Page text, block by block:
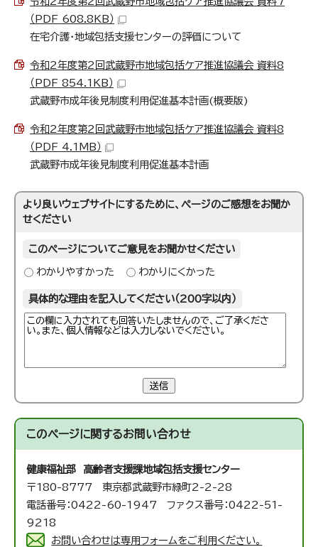
（PDF 608.8KB）
在宅介護・地域包括支援センターの評価について
令和2年度第2回武蔵野市地域包括ケア推進協議会 資料8
（PDF 854.1KB）
武蔵野市成年後見制度利用促進基本計画(概要版)
令和2年度第2回武蔵野市地域包括ケア推進協議会 資料8
（PDF 4.1MB）
武蔵野市成年後見制度利用促進基本計画
より良いウェブサイトにするために、ページのご感想をお聞か
せください
このページについてご意見をお聞かせください
わかりやすかった わかりにくかった
具体的な理由を記入してください（200字以内）
送信
このページに関するお問い合わせ
健康福祉部 高齢者支援課地域包括支援センター
〒180-8777 東京都武蔵野市緑町2-2-28
電話番号：0422-60-1947 ファクス番号：0422-51-
9218
お問い合わせは専用フォームをご利用ください。